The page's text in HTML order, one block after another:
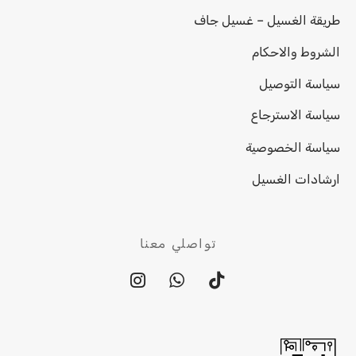
طريقة الغسيل – غسيل جاف
الشروط والاحكام
سياسة التوصيل
سياسة الاسترجاع
سياسة الخصوصية
ارشادات الغسيل
تواصلي معنا